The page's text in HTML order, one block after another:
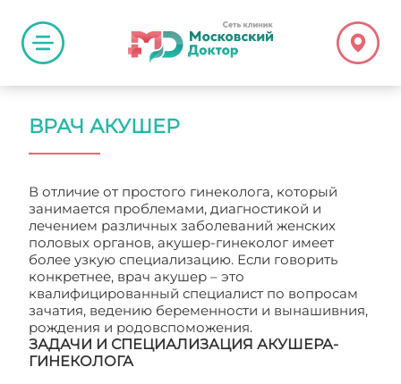
ВРАЧ АКУШЕР
В отличие от простого гинеколога, который
занимается проблемами, диагностикой и
лечением различных заболеваний женских
половых органов, акушер-гинеколог имеет
более узкую специализацию. Если говорить
конкретнее, врач акушер – это
квалифицированный специалист по вопросам
зачатия, ведению беременности и вынашивния,
рождения и родовспоможения.
ЗАДАЧИ И СПЕЦИАЛИЗАЦИЯ АКУШЕРА-
ГИНЕКОЛОГА